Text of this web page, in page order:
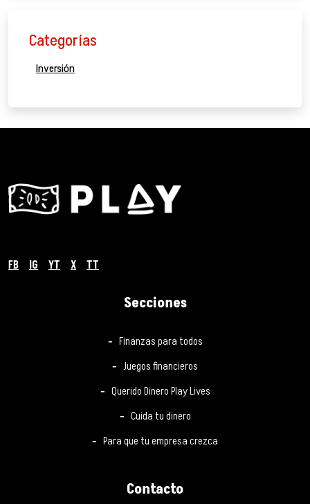
Categorías
Inversión
FB IG YT X TT
Secciones
Finanzas para todos
Juegos financieros
Querido Dinero Play Lives
Cuida tu dinero
Para que tu empresa crezca
Contacto